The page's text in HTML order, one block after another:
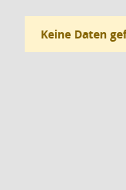
Keine Daten